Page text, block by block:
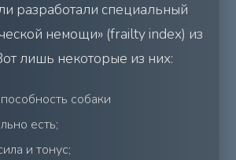
разработали специальный
немощи» (frailty index) из
лишь некоторые из них:
собаки
есть;
и тонус;